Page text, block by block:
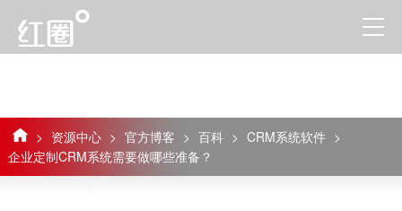
> 资源中心 > 官方博客 > 百科 > CRM系统软件 >
企业定制CRM系统需要做哪些准备？